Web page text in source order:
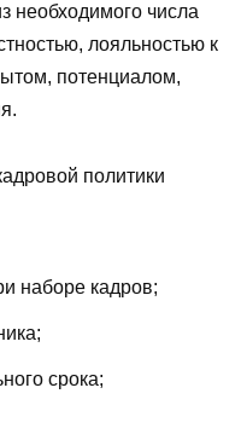
необходимого числа
лояльностью к
потенциалом,
политики
наборе кадров;
срока;